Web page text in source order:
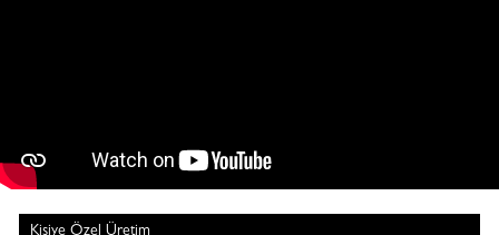
Kişiye Özel Üretim